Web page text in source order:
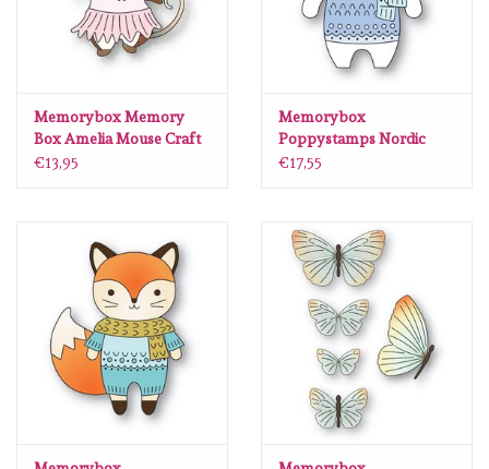
Memorybox Memory
Box Amelia Mouse Craft
Die 94955
€13,95
Memorybox
Poppystamps Nordic
Bundled Bear craft die
€17,55